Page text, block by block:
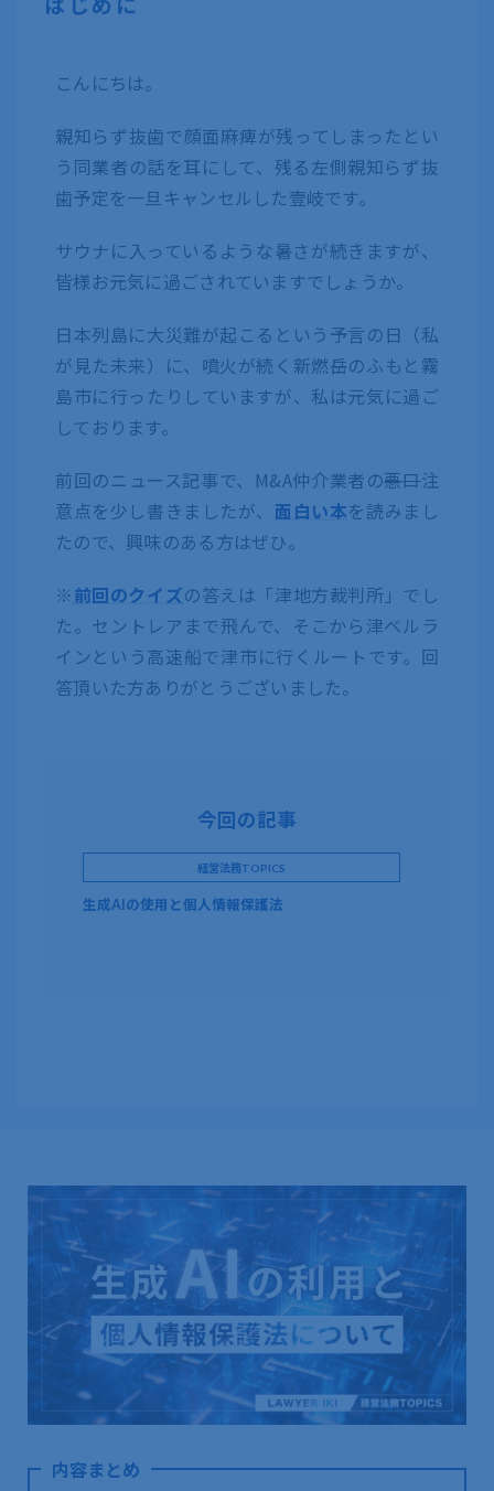
こんにちは。
親知らず抜歯で顔面麻痺が残ってしまったとい
う同業者の話を耳にして、残る左側親知らず抜
歯予定を一旦キャンセルした壹岐です。
サウナに入っているような暑さが続きますが、
皆様お元気に過ごされていますでしょうか。
日本列島に大災難が起こるという予言の日（私
が見た未来）に、噴火が続く新燃岳のふもと霧
島市に行ったりしていますが、私は元気に過ご
しております。
前回のニュース記事で、M&A仲介業者の悪口注
意点を少し書きましたが、 面白い本を読みまし
たので、興味のある方はぜひ。
※前回のクイズの答えは「津地方裁判所」でし
た。セントレアまで飛んで、そこから津ベルラ
インという高速船で津市に行くルートです。回
答頂いた方ありがとうございました。
今回の記事
経営法務TOPICS
生成AIの使用と個人情報保護法
内容まとめ